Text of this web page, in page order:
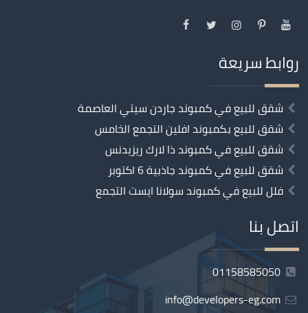
روابط سريعة
شقق للبيع في كمبوند جاردن سيتي العاصمة
شقق للبيع بكمبوند افلين التجمع الخامس
شقق للبيع في كمبوند ذا لارك ريزيدنس
شقق للبيع في كمبوند جاذبية 6 اكتوبر
فلل للبيع في كمبوند سولانا ايست التجمع
اتصل بنا